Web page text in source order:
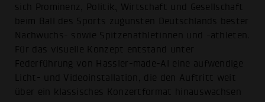
sich Prominenz, Politik, Wirtschaft und Gesellschaft
beim Ball des Sports zugunsten Deutschlands bester
Nachwuchs- sowie Spitzenathletinnen und -athleten.
Für das visuelle Konzept entstand unter
Federführung von Hassler-made-AI eine aufwendige
Licht- und Videoinstallation, die den Auftritt weit
über ein klassisches Konzertformat hinauswachsen